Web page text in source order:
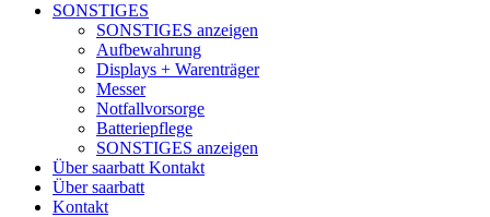
SONSTIGES
SONSTIGES anzeigen
Aufbewahrung
Displays + Warenträger
Messer
Notfallvorsorge
Batteriepflege
SONSTIGES anzeigen
Über saarbatt Kontakt
Über saarbatt
Kontakt